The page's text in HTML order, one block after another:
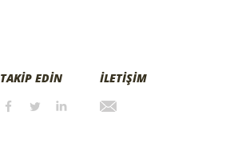
TAKİP EDİN İLETİŞİM